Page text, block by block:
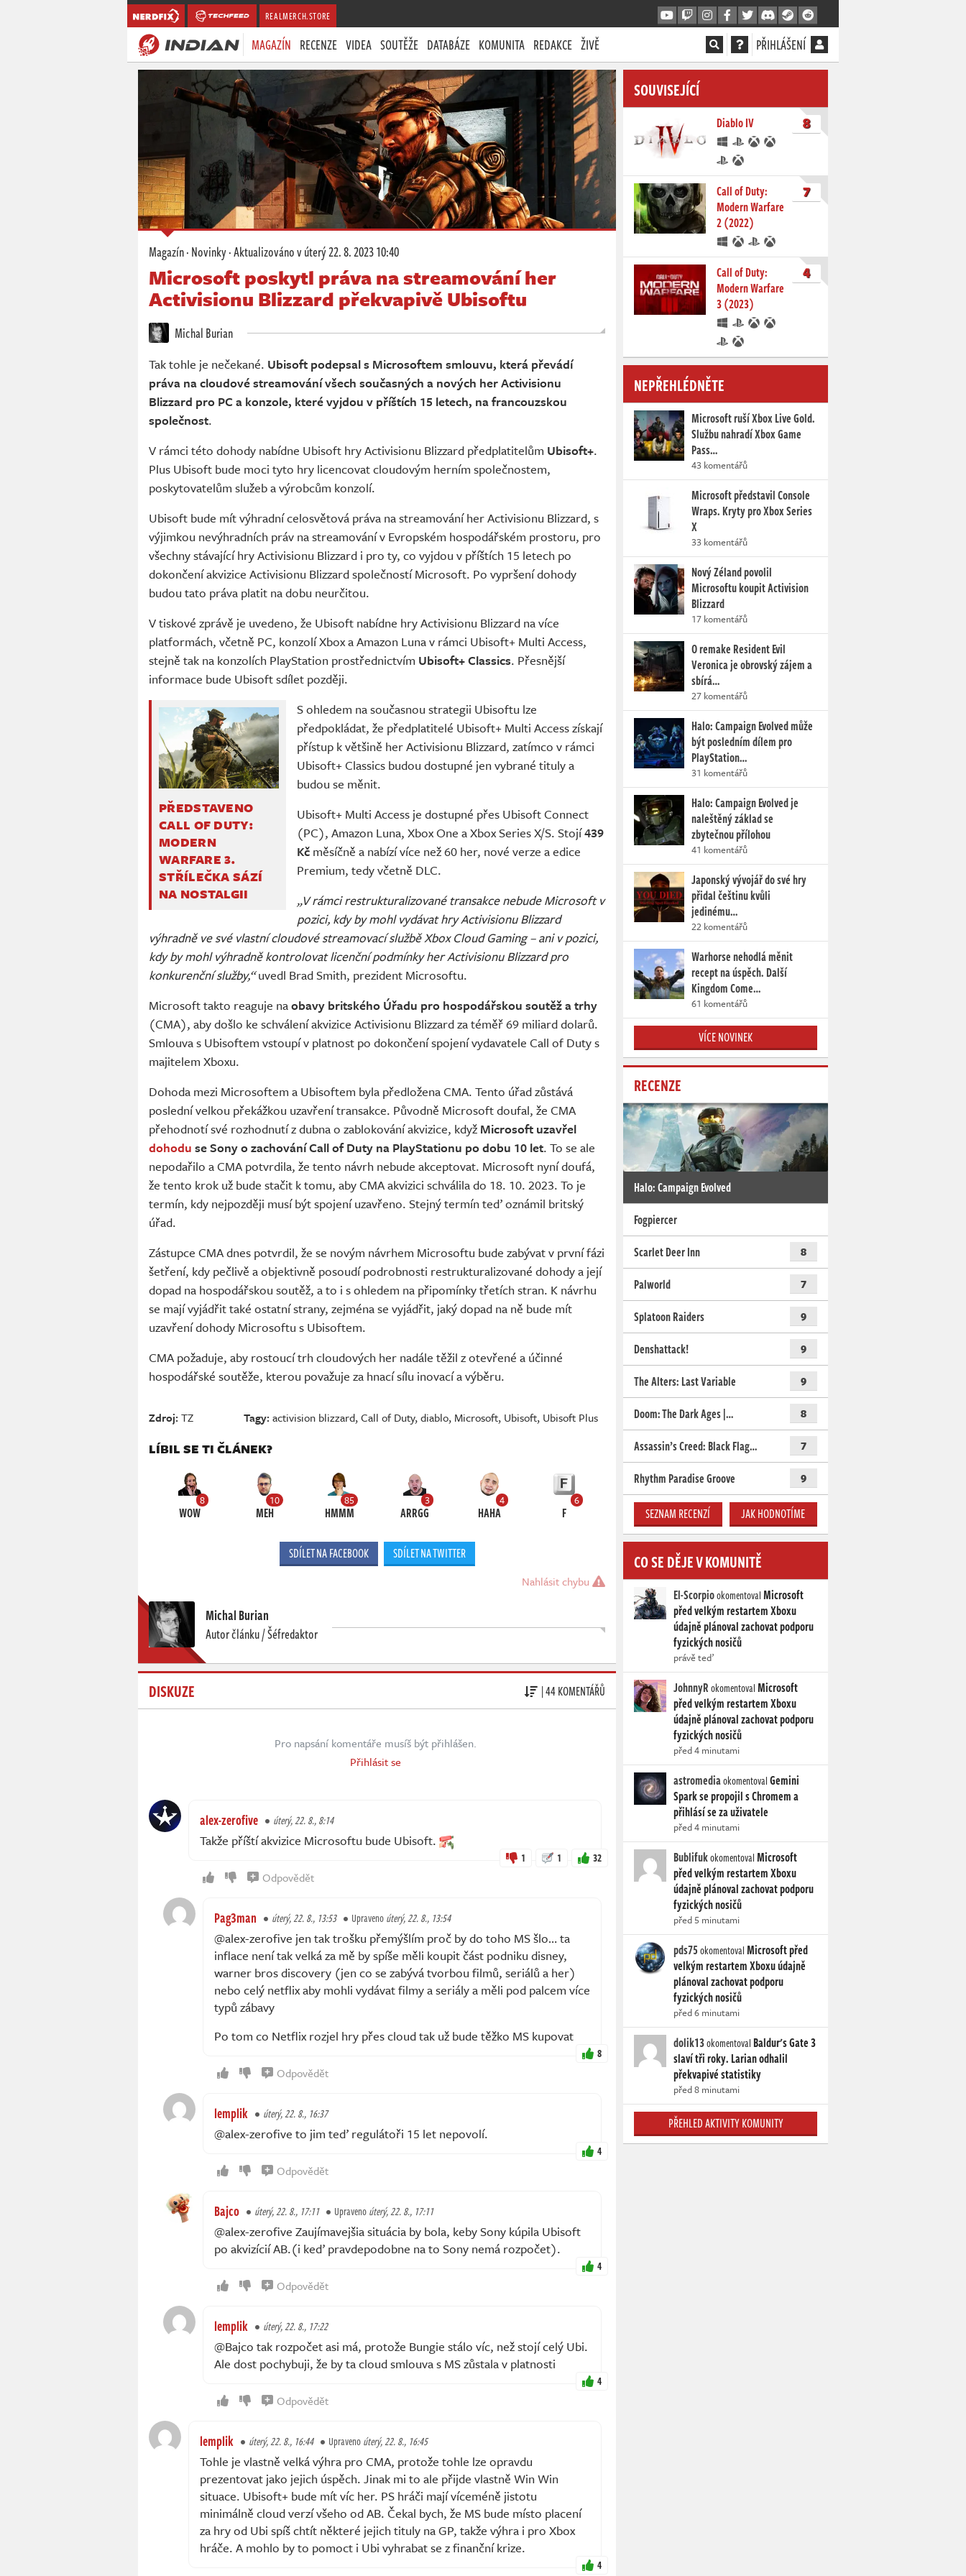
REALMERCH.STORE
MAGAZÍN RECENZE VIDEA SOUTĚŽE DATABÁZE KOMUNITA REDAKCE ŽIVĚ PŘIHLÁŠENÍ
Magazín·Novinky· Aktualizovánov úterý22. 8. 2023 10:40
Microsoft poskytl práva na streamování her
Activisionu Blizzard překvapivě Ubisoftu
Michal Burian
Tak tohle je nečekané. Ubisoft podepsal s Microsoftem smlouvu, která převádí
práva na cloudové streamování všech současných a nových her Activisionu
Blizzard pro PC a konzole, které vyjdou v příštích 15 letech, na francouzskou
společnost.
V rámci této dohody nabídne Ubisoft hry Activisionu Blizzard předplatitelům Ubisoft+.
Plus Ubisoft bude moci tyto hry licencovat cloudovým herním společnostem,
poskytovatelům služeb a výrobcům konzolí.
Ubisoft bude mít výhradní celosvětová práva na streamování her Activisionu Blizzard, s
výjimkou nevýhradních práv na streamování v Evropském hospodářském prostoru, pro
všechny stávající hry Activisionu Blizzard i pro ty, co vyjdou v příštích 15 letech po
dokončení akvizice Activisionu Blizzard společností Microsoft. Po vypršení dohody
budou tato práva platit na dobu neurčitou.
V tiskové zprávě je uvedeno, že Ubisoft nabídne hry Activisionu Blizzard na více
platformách, včetně PC, konzolí Xbox a Amazon Luna v rámci Ubisoft+ Multi Access,
stejně tak na konzolích PlayStation prostřednictvím Ubisoft+ Classics. Přesnější
informace bude Ubisoft sdílet později.
PŘEDSTAVENO
CALL OF DUTY:
MODERN
WARFARE 3.
STŘÍLEČKA SÁZÍ
NA NOSTALGII
S ohledem na současnou strategii Ubisoftu lze
předpokládat, že předplatitelé Ubisoft+ Multi Access získají
přístup k většině her Activisionu Blizzard, zatímco v rámci
Ubisoft+ Classics budou dostupné jen vybrané tituly a
budou se měnit.
Ubisoft+ Multi Access je dostupné přes Ubisoft Connect
(PC), Amazon Luna, Xbox One a Xbox Series X/S. Stojí439
Kčměsíčně a nabízí více než 60 her, nové verze a edice
Premium, tedy včetně DLC.
„V rámci restrukturalizované transakce nebude Microsoft v
pozici, kdy by mohl vydávat hry Activisionu Blizzard
výhradně ve své vlastní cloudové streamovací službě Xbox Cloud Gaming – ani v pozici,
kdy by mohl výhradně kontrolovat licenční podmínky her Activisionu Blizzard pro
konkurenční služby,“uvedl Brad Smith, prezident Microsoftu.
Microsoft takto reaguje naobavy britského Úřadu pro hospodářskou soutěž a trhy
(CMA), aby došlo ke schválení akvizice Activisionu Blizzard za téměř 69 miliard dolarů.
Smlouva s Ubisoftem vstoupí v platnost po dokončení spojení vydavatele Call of Duty s
majitelem Xboxu.
Dohoda mezi Microsoftem a Ubisoftem byla předložena CMA. Tento úřad zůstává
poslední velkou překážkou uzavření transakce. Původně Microsoft doufal, že CMA
přehodnotí své rozhodnutí z dubna o zablokování akvizice, když Microsoft uzavřel
dohodu se Sony o zachování Call of Duty na PlayStationu po dobu 10 let. To se ale
nepodařilo a CMA potvrdila, že tento návrh nebude akceptovat. Microsoft nyní doufá,
že tento krok už bude stačit k tomu, aby CMA akvizici schválila do 18. 10. 2023. To je
termín, kdy nejpozději musí být spojení uzavřeno. Stejný termín teď oznámil britský
úřad.
Zástupce CMA dnes potvrdil, že se novým návrhem Microsoftu bude zabývat v první fázi
šetření, kdy pečlivě a objektivně posoudí podrobnosti restrukturalizované dohody a její
dopad na hospodářskou soutěž, a to i s ohledem na připomínky třetích stran. K návrhu
se mají vyjádřit také ostatní strany, zejména se vyjádřit, jaký dopad na ně bude mít
uzavření dohody Microsoftu s Ubisoftem.
CMA požaduje, aby rostoucí trh cloudových her nadále těžil z otevřené a účinné
hospodářské soutěže, kterou považuje za hnací sílu inovací a výběru.
Zdroj:TZ Tagy:activision blizzard,Call of Duty,diablo, Microsoft, Ubisoft, Ubisoft Plus
LÍBIL SE TI ČLÁNEK?
8
WOW
10
MEH
85
HMMM
3
ARRGG
4
HAHA
6
F
SDÍLET NA FACEBOOK SDÍLET NA TWITTER
Nahlásit chybu
Michal Burian
Autor článku / Šéfredaktor
DISKUZE | 44 KOMENTÁŘŮ
Pro napsání komentáře musíš být přihlášen.
Přihlásit se
alex-zerofive úterý, 22. 8., 8:14
Takže příští akvizice Microsoftu bude Ubisoft.
1 1 32
Odpovědět
Pag3man úterý, 22. 8., 13:53 Upravenoúterý, 22. 8., 13:54
@alex-zerofive jen tak trošku přemýšlím proč by do toho MS šlo… ta
inflace není tak velká za mě by spíše měli koupit část podniku disney,
warner bros discovery (jen co se zabývá tvorbou filmů, seriálů a her)
nebo celý netflix aby mohli vydávat filmy a seriály a měli pod palcem více
typů zábavy
Po tom co Netflix rozjel hry přes cloud tak už bude těžko MS kupovat
8
Odpovědět
lemplik úterý, 22. 8., 16:37
@alex-zerofive to jim teď regulátoři 15 let nepovolí.
4
Odpovědět
Bajco úterý, 22. 8., 17:11 Upravenoúterý, 22. 8., 17:11
@alex-zerofive Zaujímavejšia situácia by bola, keby Sony kúpila Ubisoft
po akvizícií AB.(i keď pravdepodobne na to Sony nemá rozpočet).
4
Odpovědět
lemplik úterý, 22. 8., 17:22
@Bajco tak rozpočet asi má, protože Bungie stálo víc, než stojí celý Ubi.
Ale dost pochybuji, že by ta cloud smlouva s MS zůstala v platnosti
4
Odpovědět
lemplik úterý, 22. 8., 16:44 Upravenoúterý, 22. 8., 16:45
Tohle je vlastně velká výhra pro CMA, protože tohle lze opravdu
prezentovat jako jejich úspěch. Jinak mi to ale přijde vlastně Win Win
situace. Ubisoft+ bude mít víc her. PS hráči mají víceméně jistotu
minimálně cloud verzí všeho od AB. Čekal bych, že MS bude místo placení
za hry od Ubi spíš chtít některé jejich tituly na GP, takže výhra i pro Xbox
hráče. A mohlo by to pomoct i Ubi vyhrabat se z finanční krize.
4
SOUVISEJÍCÍ
Diablo IV 8
Call of Duty:
Modern Warfare
2 (2022)
7
Call of Duty:
Modern Warfare
3 (2023)
4
NEPŘEHLÉDNĚTE
Microsoft ruší Xbox Live Gold.
Službu nahradí Xbox Game
Pass…
43 komentářů
Microsoft představil Console
Wraps. Kryty pro Xbox Series
X
33 komentářů
Nový Zéland povolil
Microsoftu koupit Activision
Blizzard
17 komentářů
O remake Resident Evil
Veronica je obrovský zájem a
sbírá…
27 komentářů
Halo: Campaign Evolved může
být posledním dílem pro
PlayStation…
31 komentářů
Halo: Campaign Evolved je
naleštěný základ se
zbytečnou přílohou
41 komentářů
Japonský vývojář do své hry
přidal češtinu kvůli
jedinému…
22 komentářů
Warhorse nehodlá měnit
recept na úspěch. Další
Kingdom Come…
61 komentářů
VÍCE NOVINEK
RECENZE
Halo: Campaign Evolved
Fogpiercer
Scarlet Deer Inn
8
Palworld 7
Splatoon Raiders 9
Denshattack! 9
The Alters: Last Variable 9
Doom: The Dark Ages |… 8
Assassin’s Creed: Black Flag… 7
Rhythm Paradise Groove 9
SEZNAM RECENZÍ JAK HODNOTÍME
CO SE DĚJE V KOMUNITĚ
El-ScorpiookomentovalMicrosoft
před velkým restartem Xboxu
údajně plánoval zachovat podporu
fyzických nosičů
právě teď
JohnnyRokomentovalMicrosoft
před velkým restartem Xboxu
údajně plánoval zachovat podporu
fyzických nosičů
před 4 minutami
astromediaokomentovalGemini
Spark se propojil s Chromem a
přihlásí se za uživatele
před 4 minutami
BublifukokomentovalMicrosoft
před velkým restartem Xboxu
údajně plánoval zachovat podporu
fyzických nosičů
před 5 minutami
pds75okomentovalMicrosoft před
velkým restartem Xboxu údajně
plánoval zachovat podporu
fyzických nosičů
před 6 minutami
dolik13okomentoval Baldur's Gate 3
slaví tři roky. Larian odhalil
překvapivé statistiky
před 8 minutami
PŘEHLED AKTIVITY KOMUNITY